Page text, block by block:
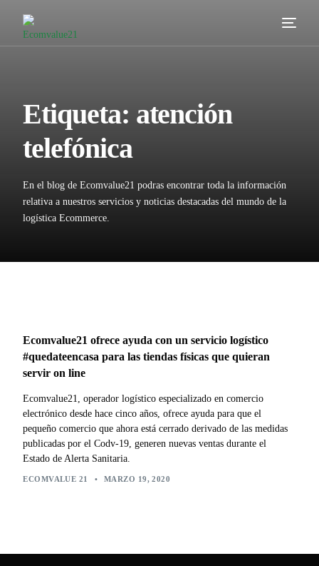
Etiqueta: atención
telefónica
En el blog de Ecomvalue21 podras encontrar toda la información
relativa a nuestros servicios y noticias destacadas del mundo de la
logística Ecommerce.
Ecomvalue21 ofrece ayuda con un servicio logístico
#quedateencasa para las tiendas físicas que quieran
servir on line
Ecomvalue21, operador logístico especializado en comercio
electrónico desde hace cinco años, ofrece ayuda para que el
pequeño comercio que ahora está cerrado derivado de las medidas
publicadas por el Codv-19, generen nuevas ventas durante el
Estado de Alerta Sanitaria.
ECOMVALUE 21 • MARZO 19, 2020
Valor añadido
Blog